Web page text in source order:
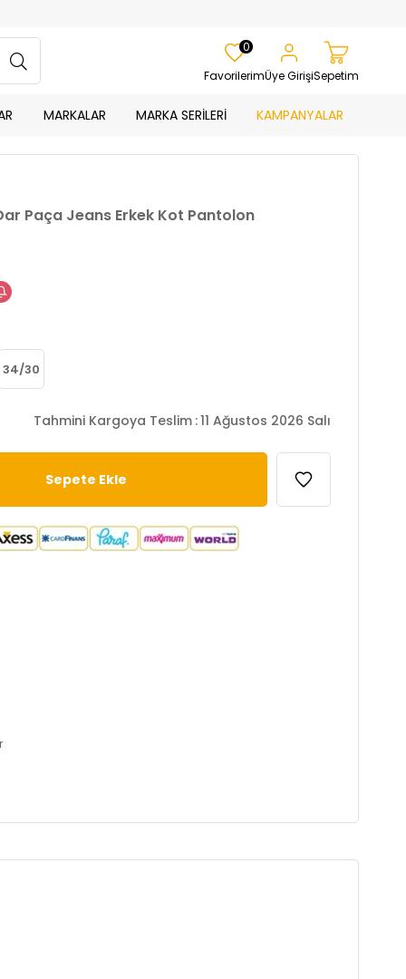
Favorilerim
0
Üye GirişiSepetim
MARKALAR MARKA SERİLERİ KAMPANYALAR
Paça Jeans Erkek Kot Pantolon
34/30
Tahmini Kargoya Teslim :11 Ağustos 2026 Salı